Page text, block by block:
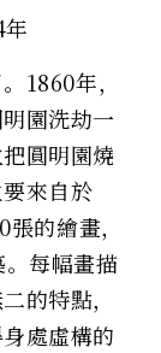
1860年，
園洗劫一
圓明園燒
來自於
的繪畫，
每幅畫描
的特點，
處虛構的